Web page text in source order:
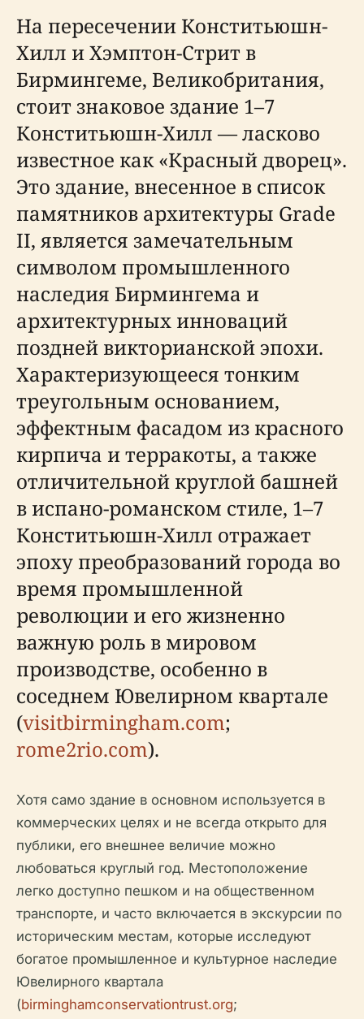
На пересечении Конститьюшн-
Хилл и Хэмптон-Стрит в
Бирмингеме, Великобритания,
стоит знаковое здание 1–7
Конститьюшн-Хилл — ласково
известное как «Красный дворец».
Это здание, внесенное в список
памятников архитектуры Grade
II, является замечательным
символом промышленного
наследия Бирмингема и
архитектурных инноваций
поздней викторианской эпохи.
Характеризующееся тонким
треугольным основанием,
эффектным фасадом из красного
кирпича и терракоты, а также
отличительной круглой башней
в испано-романском стиле, 1–7
Конститьюшн-Хилл отражает
эпоху преобразований города во
время промышленной
революции и его жизненно
важную роль в мировом
производстве, особенно в
соседнем Ювелирном квартале
(visitbirmingham.com;
rome2rio.com).
Хотя само здание в основном используется в
коммерческих целях и не всегда открыто для
публики, его внешнее величие можно
любоваться круглый год. Местоположение
легко доступно пешком и на общественном
транспорте, и часто включается в экскурсии по
историческим местам, которые исследуют
богатое промышленное и культурное наследие
Ювелирного квартала
(birminghamconservationtrust.org;